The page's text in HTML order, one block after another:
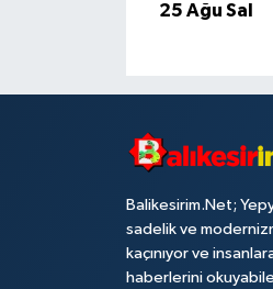
25 Ağu Sal
Balikesirim.Net;
sadelik ve
kaçınıyor ve
haberlerini